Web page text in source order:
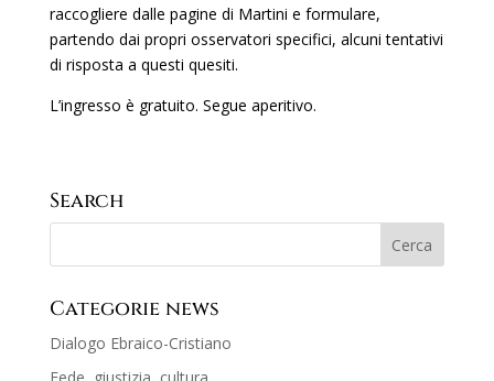
raccogliere dalle pagine di Martini e formulare,
partendo dai propri osservatori specifici, alcuni tentativi
di risposta a questi quesiti.
L’ingresso è gratuito. Segue aperitivo.
Search
Categorie news
Dialogo Ebraico-Cristiano